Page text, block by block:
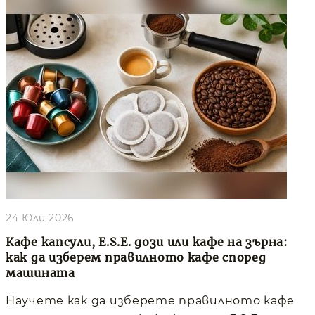
Кафе капсули, E.S.E. дози или кафе на зърна:
как да изберем правилното кафе според
машината
24 Юли 2026
Научете как да изберете правилното кафе